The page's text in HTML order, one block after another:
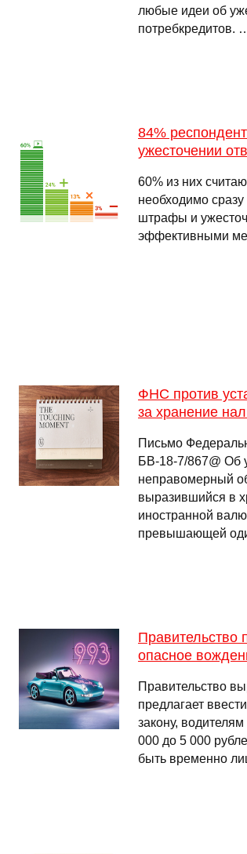
любые идеи об
потребкредитов.
84%
ужесточении
60% из них
необходимо
штрафы и
эффективными
ФНС против
за хранение
Письмо
БВ-18-7/867@ Об
неправомерный
выразившийся в
иностранной
превышающей
Правительство
опасное
Правительство
предлагает
закону,
000 до 5 000
быть временно